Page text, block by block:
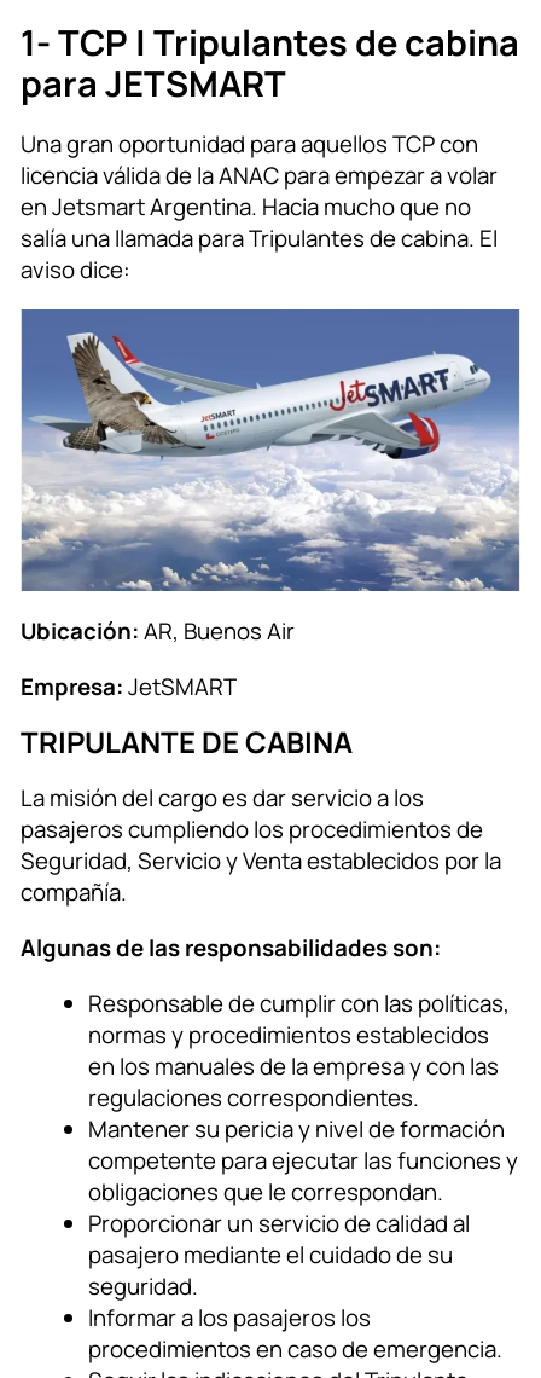
1- TCP | Tripulantes de cabina
para JETSMART
Una gran oportunidad para aquellos TCP con
licencia válida de la ANAC para empezar a volar
en Jetsmart Argentina. Hacia mucho que no
salía una llamada para Tripulantes de cabina. El
aviso dice:
Ubicación:AR, Buenos Air
Empresa:JetSMART
TRIPULANTE DE CABINA
La misión del cargo es dar servicio a los
pasajeros cumpliendo los procedimientos de
Seguridad, Servicio y Venta establecidos por la
compañía.
Algunas de las responsabilidades son:
Responsable de cumplir con las políticas,
normas y procedimientos establecidos
en los manuales de la empresa y con las
regulaciones correspondientes.
Mantener su pericia y nivel de formación
competente para ejecutar las funciones y
obligaciones que le correspondan.
Proporcionar un servicio de calidad al
pasajero mediante el cuidado de su
seguridad.
Informar a los pasajeros los
procedimientos en caso de emergencia.